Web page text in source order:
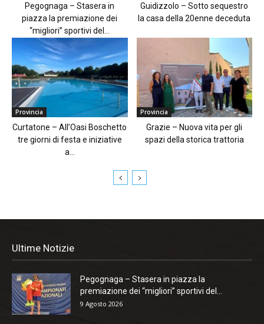
Pegognaga – Stasera in
piazza la premiazione dei
“migliori” sportivi del...
Guidizzolo – Sotto sequestro
la casa della 20enne deceduta
Provincia
Curtatone – All’Oasi Boschetto
tre giorni di festa e iniziative
a...
Provincia
Grazie – Nuova vita per gli
spazi della storica trattoria
Ultime Notizie
Pegognaga – Stasera in piazza la
premiazione dei “migliori” sportivi del...
9 Agosto 2026